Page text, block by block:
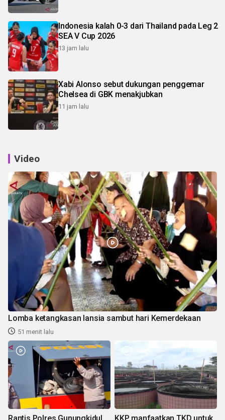
Indonesia kalah 0-3 dari Thailand pada Leg 2
SEA V Cup 2026
13 jam lalu
Xabi Alonso sebut dukungan penggemar
Chelsea di GBK menakjubkan
11 jam lalu
Video
Lomba ketangkasan lansia sambut hari Kemerdekaan
51 menit lalu